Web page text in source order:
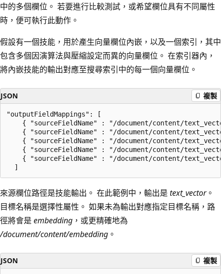
中的多個欄位。 若要進行比較測試，或希望欄位具有不同屬性
時，便可執行此動作。
假設有一個技能，用於產生向量欄位內嵌，以及一個索引，其中
包含多個因演算法與壓縮設定而異的向量欄位。 在索引器內，
將內嵌技能的輸出對應至搜尋索引中的每一個向量欄位。
JSON 複製
"outputFieldMappings": [
{ "sourceFieldName" : "/document/content/
{ "sourceFieldName" : "/document/content/
{ "sourceFieldName" : "/document/content/
{ "sourceFieldName" : "/document/content/
{ "sourceFieldName" : "/document/content/
來源欄位路徑是技能輸出。 在此範例中，輸出是 text_vector。
目標名稱是選擇性屬性。 如果未為輸出對應指定目標名稱，路
徑將會是 embedding ，或更精確地為
/document/content/embedding 。
JSON 複製